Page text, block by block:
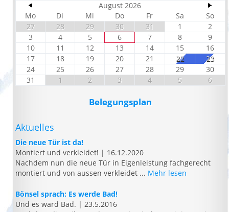
August 2026
Mo
Di Mi Do Fr Sa
So
27
28 29 30 31 1
2
3
4 5 6 7 8
9
10
11 12 13 14 15
16
17
18 19 20 21 22
23
24
25 26 27 28 29
30
31
1 2 3 4 5 6
Belegungsplan
Aktuelles
Die neue Tür ist da!
Montiert und verkleidet! | 16.12.2020
Nachdem nun die neue Tür in Eigenleistung fachgerecht
montiert und von aussen verkleidet ... Mehr lesen
Bönsel sprach: Es werde Bad!
Und es ward Bad. | 23.5.2016